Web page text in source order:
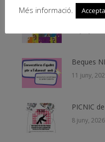
Beques
11 juny,
PICNIC
8 juny, 2026
Més informació.